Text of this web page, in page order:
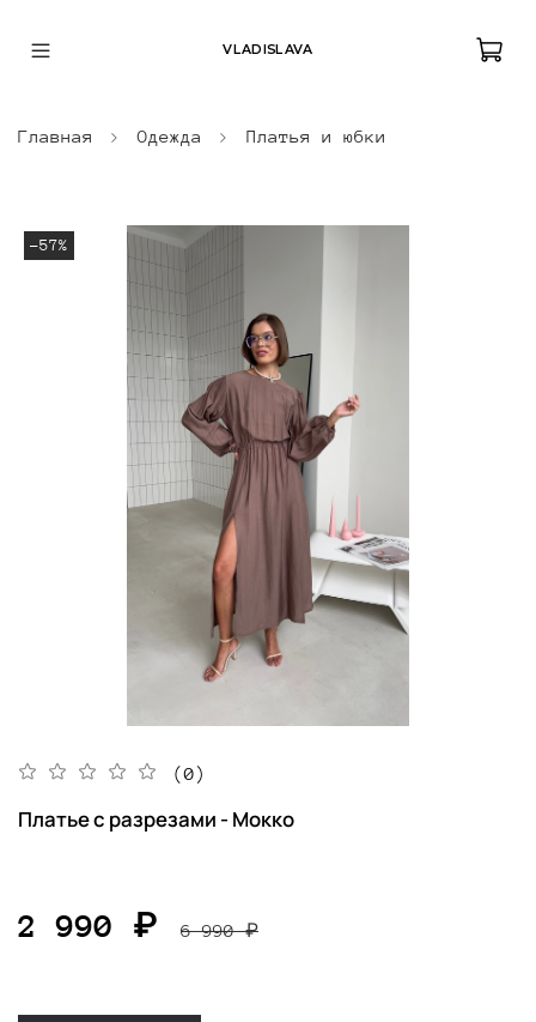
VLADISLAVA
Главная Одежда Платья и юбки
-57%
(0)
Платье с разрезами - Мокко
2 990 ₽ 6 990 ₽